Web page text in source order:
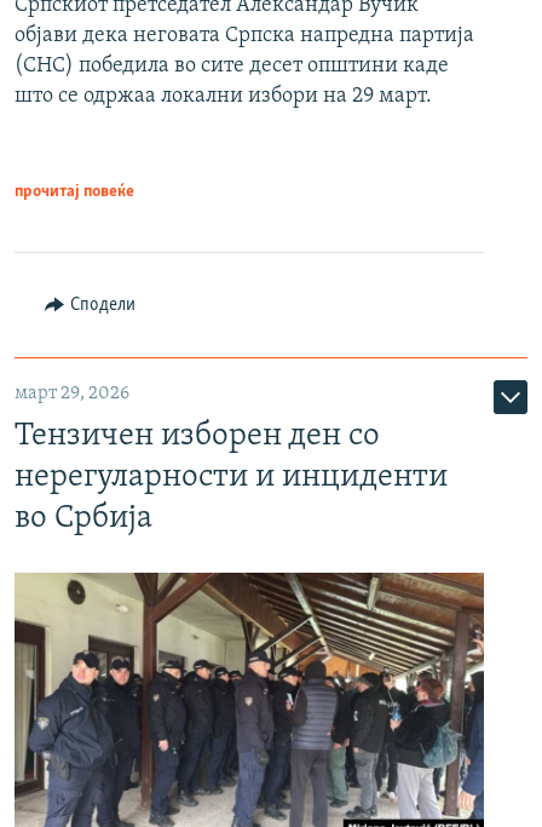
Српскиот претседател Александар Вучиќ
објави дека неговата Српска напредна партија
(СНС) победила во сите десет општини каде
што се одржаа локални избори на 29 март.
прочитај повеќе
Сподели
март 29, 2026
Тензичен изборен ден со
нерегуларности и инциденти
во Србија